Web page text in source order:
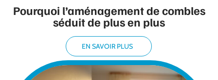
Pourquoi l’aménagement de combles
séduit de plus en plus
EN SAVOIR PLUS